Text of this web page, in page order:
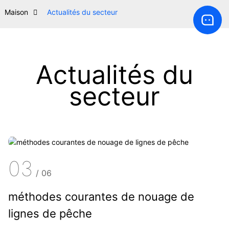
Maison Actualités du secteur
Actualités du
secteur
03 / 06
méthodes courantes de nouage de
lignes de pêche